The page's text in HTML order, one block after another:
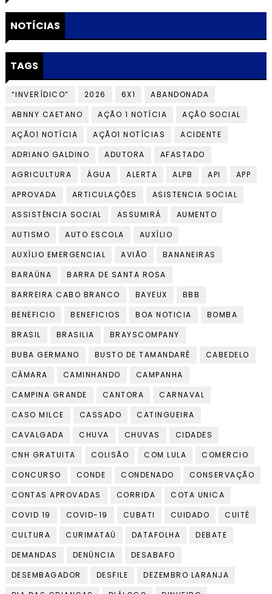
NOTÍCIAS
TAGS
“INVERÍDICO” 2026 6X1
ABANDONADA
ABNNY CAETANO
AÇÃO 1 NOTÍCIA
AÇÃO SOCIAL
AÇÃO1 NOTÍCIA
AÇÃO1 NOTÍCIAS
ACIDENTE
ADRIANO GALDINO
ADUTORA
AFASTADO
AGRICULTURA
ÁGUA ALERTA ALPB API
APP
APROVADA
ARTICULAÇÕES
ASISTENCIA SOCIAL
ASSISTÊNCIA SOCIAL
ASSUMIRÁ
AUMENTO
AUTISMO
AUTO ESCOLA
AUXÍLIO
AUXÍLIO EMERGENCIAL
AVIÃO
BANANEIRAS
BARAÚNA
BARRA DE SANTA ROSA
BARREIRA CABO BRANCO
BAYEUX
BBB
BENEFICIO
BENEFICIOS BOA NOTICIA
BOMBA
BRASIL
BRASILIA
BRAYSCOMPANY
BUBA GERMANO
BUSTO DE TAMANDARÉ
CABEDELO
CÂMARA
CAMINHANDO
CAMPANHA
CAMPINA GRANDE
CANTORA
CARNAVAL
CASO MILCE
CASSADO
CATINGUEIRA
CAVALGADA
CHUVA CHUVAS
CIDADES
CNH GRATUITA
COLISÃO COM LULA
COMERCIO
CONCURSO
CONDE CONDENADO
CONSERVAÇÃO
CONTAS APROVADAS
CORRIDA
COTA UNICA
COVID 19
COVID-19 CUBATI CUIDADO
CUITÉ
CULTURA
CURIMATAÚ DATAFOLHA
DEBATE
DEMANDAS
DENÚNCIA
DESABAFO
DESEMBAGADOR
DESFILE
DEZEMBRO LARANJA